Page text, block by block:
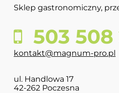
Sklep gastronomiczny,
503 508
kontakt@magnum-pro.pl
ul. Handlowa 17
42-262 Poczesna